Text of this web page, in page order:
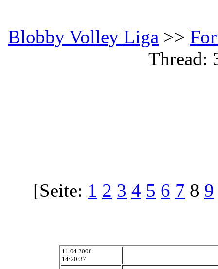
Blobby Volley Liga >>
Thread:
[Seite: 1 2 3 4 5 6 7 8 9
11.04.2008
14:20:37